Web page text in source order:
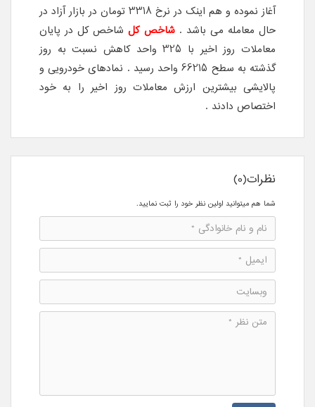
آغاز نموده و هم اینک در نرخ 3318 تومان در بازار آزاد در
حال معامله می باشد .شاخص کل شاخص کل در پایان
معاملات روز اخیر با 325 واحد کاهش نسبت به روز
گذشته به سطح 66215 واحد رسید . نمادهای خودرویی و
پالایشی بیشترین ارزش معاملات روز اخیر را به خود
اختصاص دادند .
نظرات(0)
شما هم میتوانید اولین نظر خود را ثبت نمایید.